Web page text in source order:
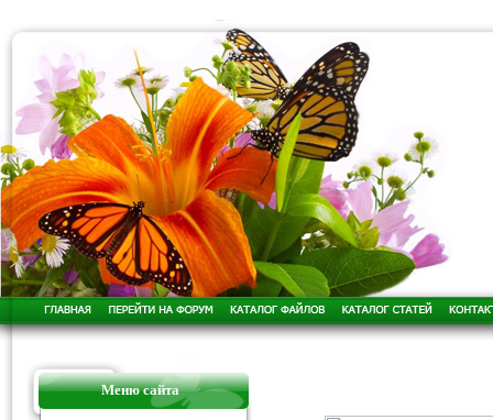
Меню сайта